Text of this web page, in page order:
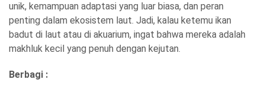
unik, kemampuan adaptasi yang luar biasa, dan peran
penting dalam ekosistem laut. Jadi, kalau ketemu ikan
badut di laut atau di akuarium, ingat bahwa mereka adalah
makhluk kecil yang penuh dengan kejutan.
Berbagi :